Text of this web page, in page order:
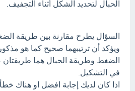
الحبال لتحديد الشكل أثناء التجفيف.
السؤال يطرح مقارنة بين طريقة
ويؤكد أن ترتيبهما صحيح كما هو
الضغط وطريقة الحبال هما
في التشكيل.
اذا كان لديك إجابة افضل او هناك